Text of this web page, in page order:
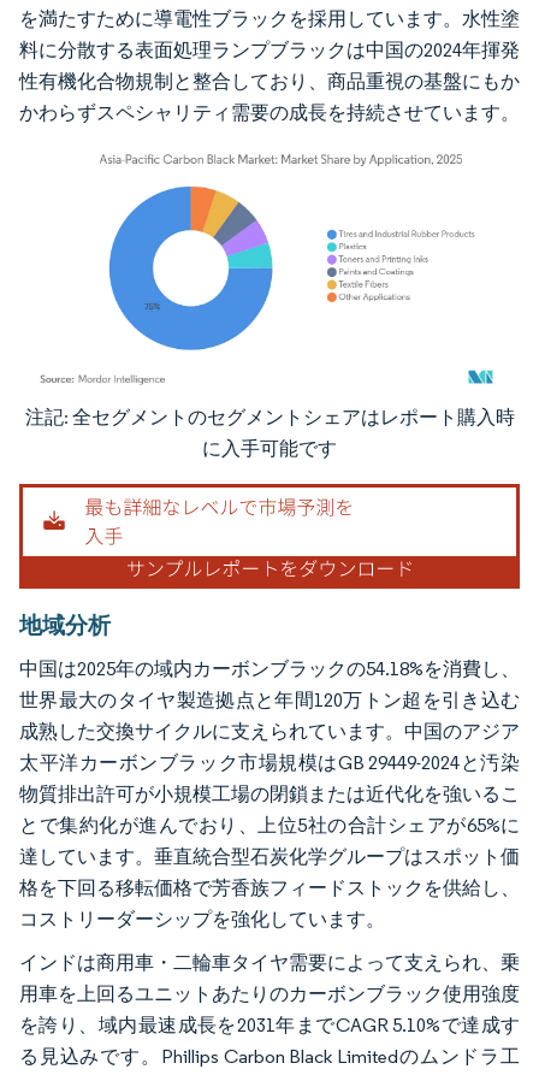
を満たすために導電性ブラックを採用しています。水性塗
料に分散する表面処理ランプブラックは中国の2024年揮発
性有機化合物規制と整合しており、商品重視の基盤にもか
かわらずスペシャリティ需要の成長を持続させています。
画像 © Mordor Intelligence。再利用にはCC BY 4.0の表示が必要です。
注記: 全セグメントのセグメントシェアはレポート購入時
に入手可能です
地域分析
中国は2025年の域内カーボンブラックの54.18%を消費し、
世界最大のタイヤ製造拠点と年間120万トン超を引き込む
成熟した交換サイクルに支えられています。中国のアジア
太平洋カーボンブラック市場規模はGB 29449-2024と汚染
物質排出許可が小規模工場の閉鎖または近代化を強いるこ
とで集約化が進んでおり、上位5社の合計シェアが65%に
達しています。垂直統合型石炭化学グループはスポット価
格を下回る移転価格で芳香族フィードストックを供給し、
コストリーダーシップを強化しています。
インドは商用車・二輪車タイヤ需要によって支えられ、乗
用車を上回るユニットあたりのカーボンブラック使用強度
を誇り、域内最速成長を2031年までCAGR 5.10%で達成す
る見込みです。Phillips Carbon Black Limitedのムンドラ工